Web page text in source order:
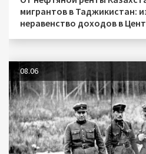
мигрантов в Таджикистан:
неравенство доходов в
08.06